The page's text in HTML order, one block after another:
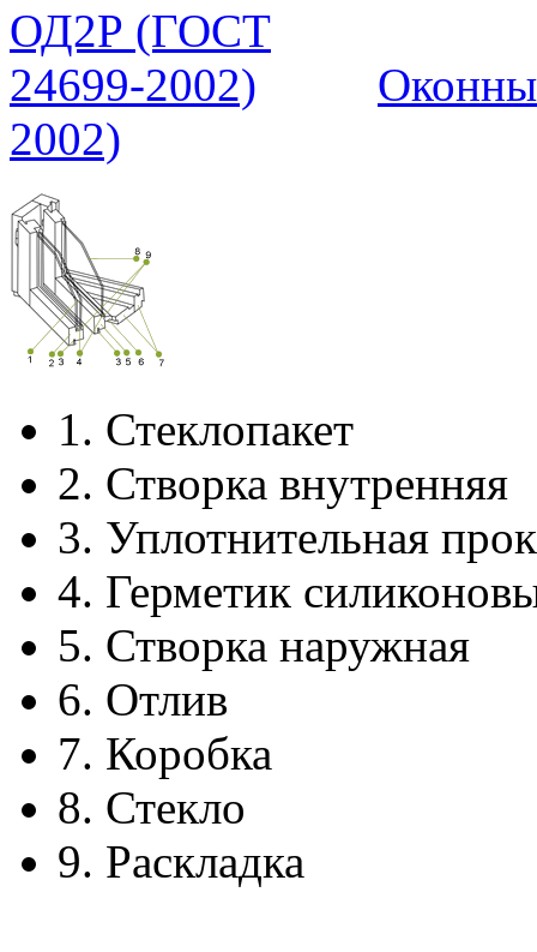
2002)
1. Стеклопакет
2. Створка внутренняя
3. Уплотнительная
4. Герметик
5. Створка наружная
6. Отлив
7. Коробка
8. Стекло
9. Раскладка